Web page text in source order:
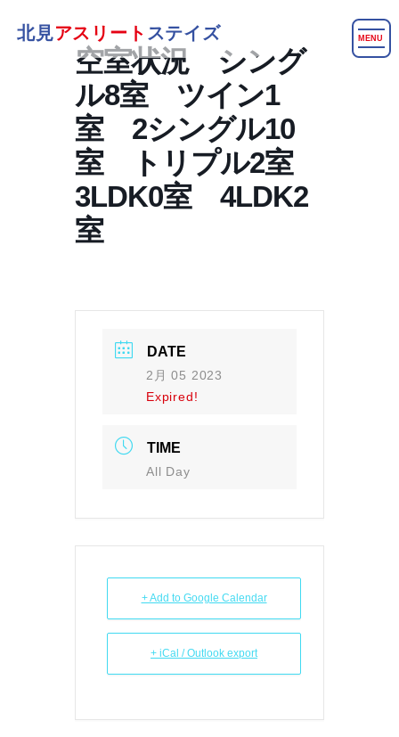
北見アスリート ステイズ MENU
空室状況 シング
ル8室 ツイン1
室 2シングル10
室 トリプル2室
3LDK0室 4LDK2
室
DATE
2月 05 2023
Expired!
TIME
All Day
+ Add to Google Calendar
+ iCal / Outlook export